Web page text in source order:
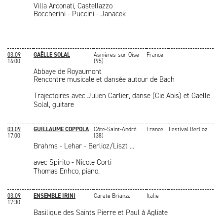
Villa Arconati, Castellazzo
Boccherini - Puccini - Janacek
03.09
16:00
GAËLLE SOLAL
Asnières-sur-Oise
(95)
France
Abbaye de Royaumont
Rencontre musicale et dansée autour de Bach
Trajectoires avec Julien Carlier, danse (Cie Abis) et Gaëlle
Solal, guitare
03.09
17:00
GUILLAUME COPPOLA
Côte-Saint-André
(38)
France Festival Berlioz
Brahms - Lehar - Berlioz/Liszt ...
avec Spirito - Nicole Corti
Thomas Enhco, piano.
03.09
17:30
ENSEMBLE IRINI Carate Brianza Italie
Basilique des Saints Pierre et Paul à Agliate